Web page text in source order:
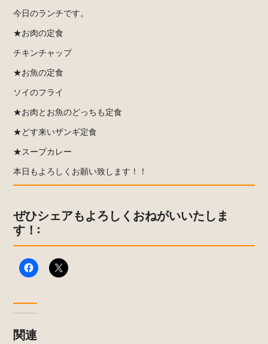
今日のランチです。
★お肉の定食
チキンチャップ
★お魚の定食
ソイのフライ
★お肉とお魚のどっちも定食
★どす来いザンギ定食
★スープカレー
本日もよろしくお願い致します！！
ぜひシェアもよろしくおねがいいたしま
す！:
関連